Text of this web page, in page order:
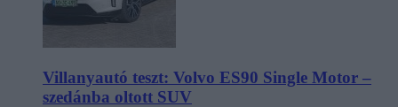
Villanyautó teszt: Volvo ES90 Single Motor –
szedánba oltott SUV